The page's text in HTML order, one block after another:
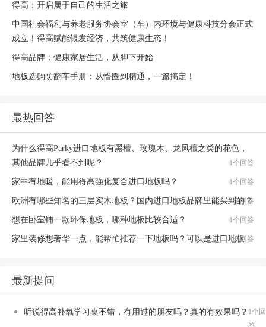
得高：开启属于自己的生活之旅
中国社会福利与养老服务协会室（车）内环境与健康科技分会正式
成立！得高赋能银发经济，共筑健康生态！
得高品牌：健康家居生活，从脚下开始
地板选购防翻车手册：从懵圈到精通，一篇搞定！
最热回答
为什么得高Parky进口地板有黑檀、玫瑰木、龙凤檀之类的花色，
其他品牌几乎看不到呢？
1个回答
家中有地暖，能用得高强化复合进口地板吗？ 1个回答
欧洲有哪些知名的三层实木地板？国内进口地板品牌里能买到的？
1个回答
想在卧室铺一款环保地板，哪种地板比较合适？ 1个回答
家里装修想奢华一点，能帮忙推荐一下地板吗？可以是进口地板
1个回答
最新提问
听说得高补氧学习桌不错，有用过的朋友吗？真的有效果吗？ 1个回